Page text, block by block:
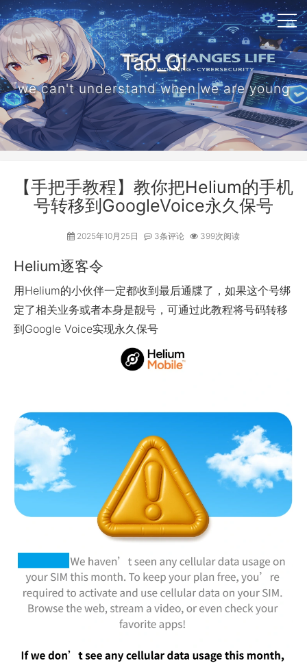
Tao_Qi
we can't understand when we are young
【手把手教程】教你把Helium的手机
号转移到GoogleVoice永久保号
2025年10月25日 3条评论 399次阅读
Helium逐客令
用Helium的小伙伴一定都收到最后通牒了，如果这个号绑
定了相关业务或者本身是靓号，可通过此教程将号码转移
到Google Voice实现永久保号